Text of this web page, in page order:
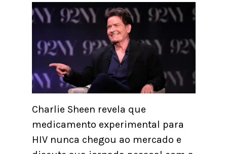
Charlie Sheen revela que
medicamento experimental para
HIV nunca chegou ao mercado e